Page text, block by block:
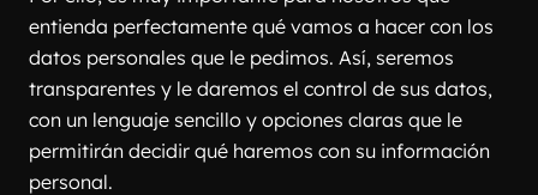
entienda perfectamente qué vamos a hacer con los
datos personales que le pedimos. Así, seremos
transparentes y le daremos el control de sus datos,
con un lenguaje sencillo y opciones claras que le
permitirán decidir qué haremos con su información
personal.